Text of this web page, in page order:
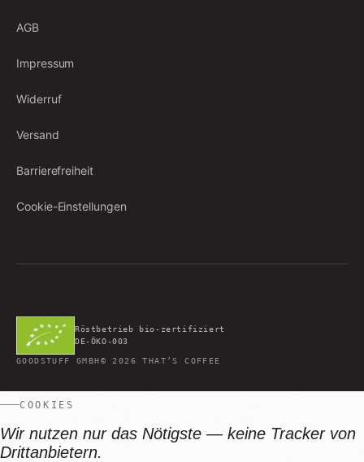
AGB
Impressum
Widerruf
Versand
Barrierefreiheit
Cookie-Einstellungen
Röstbetrieb bio-zertifiziert
DE-ÖKO-003
GOODSTUFF GMBH©2026 THAT’S COFFEE
COOKIES
Wir nutzen nur das Nötigste — keine Tracker von
Drittanbietern.